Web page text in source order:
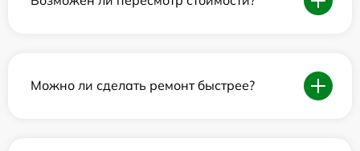
Можно ли сделать ремонт быстрее?